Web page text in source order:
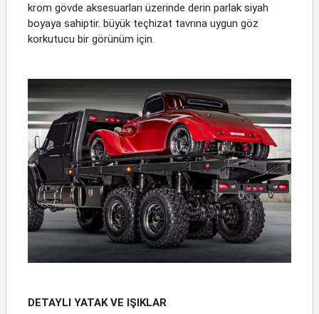
krom gövde aksesuarları üzerinde derin parlak siyah
boyaya sahiptir. büyük teçhizat tavrına uygun göz
korkutucu bir görünüm için.
DETAYLI YATAK VE IŞIKLAR